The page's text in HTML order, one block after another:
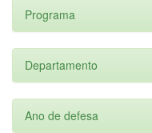
Programa
Departamento
Ano de defesa